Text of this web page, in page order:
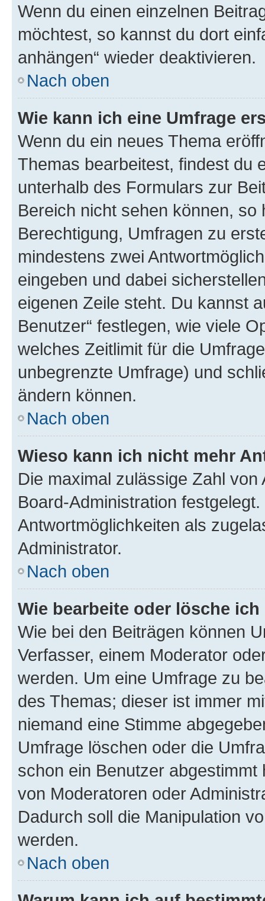
Wenn du einen einzelnen
möchtest, so kannst du dort
anhängen“ wieder deaktivieren.
Nach oben
Wie kann ich eine Umfrage
Wenn du ein neues Thema
Themas bearbeitest, findest du
unterhalb des Formulars zur
Bereich nicht sehen können,
Berechtigung, Umfragen zu
mindestens zwei
eingeben und dabei
eigenen Zeile steht. Du kannst
Benutzer“ festlegen, wie viele
welches Zeitlimit für die
unbegrenzte Umfrage) und
ändern können.
Nach oben
Wieso kann ich nicht mehr
Die maximal zulässige Zahl
Board-Administration
Antwortmöglichkeiten als
Administrator.
Nach oben
Wie bearbeite oder lösche
Wie bei den Beiträgen können
Verfasser, einem Moderator
werden. Um eine Umfrage zu
des Themas; dieser ist immer
niemand eine Stimme
Umfrage löschen oder die
schon ein Benutzer
von Moderatoren oder
Dadurch soll die Manipulation
werden.
Nach oben